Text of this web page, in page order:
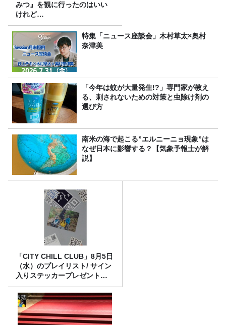
みつ』を観に行ったのはいい
けれど…
特集「ニュース座談会」木村草太×奥村
奈津美
「今年は蚊が大量発生!?」専門家が教え
る、刺されないための対策と虫除け剤の
選び方
南米の海で起こる”エルニーニョ現象”は
なぜ日本に影響する？【気象予報士が解
説】
「CITY CHILL CLUB」8月5日
（水）のプレイリスト/ サイン
入りステッカープレゼント有
り